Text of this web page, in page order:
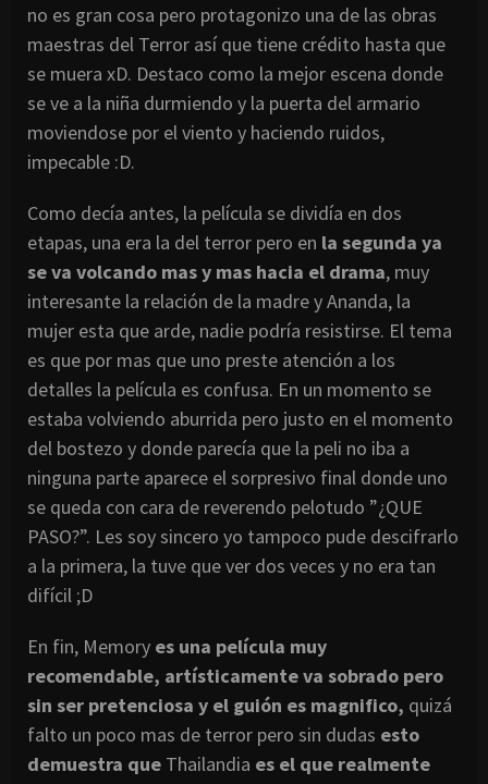
no es gran cosa pero protagonizo una de las obras
maestras del Terror así que tiene crédito hasta que
se muera xD. Destaco como la mejor escena donde
se ve a la niña durmiendo y la puerta del armario
moviendose por el viento y haciendo ruidos,
impecable :D.
Como decía antes, la película se dividía en dos
etapas, una era la del terror pero en la segunda ya
se va volcando mas y mas hacia el drama, muy
interesante la relación de la madre y Ananda, la
mujer esta que arde, nadie podría resistirse. El tema
es que por mas que uno preste atención a los
detalles la película es confusa. En un momento se
estaba volviendo aburrida pero justo en el momento
del bostezo y donde parecía que la peli no iba a
ninguna parte aparece el sorpresivo final donde uno
se queda con cara de reverendo pelotudo ”¿QUE
PASO?”. Les soy sincero yo tampoco pude descifrarlo
a la primera, la tuve que ver dos veces y no era tan
difícil ;D
En fin, Memory es una película muy
recomendable, artísticamenteva sobrado pero
sin ser pretenciosa y el guión es magnifico, quizá
falto un poco mas de terror pero sin dudas esto
demuestra que Thailandia es el que realmente